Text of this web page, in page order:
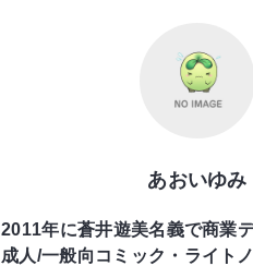
あおいゆみ
2011年に蒼井遊美名義で商業
成人/一般向コミック・ライト